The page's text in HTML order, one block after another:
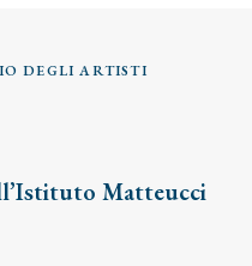
DEGLI ARTISTI
Matteucci